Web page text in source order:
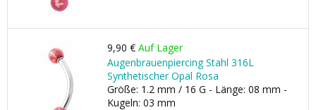
9,90 € Auf Lager
Augenbrauenpiercing Stahl 316L
Synthetischer Opal Rosa
Größe: 1.2 mm / 16 G - Länge: 08 mm -
Kugeln: 03 mm